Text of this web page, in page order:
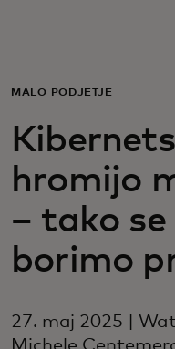
Za podjetja
Za svet
Za inovatorje
Novice in
MALO PODJETJE
hromijo
– tako
borimo
27. maj 2025 |
Michele